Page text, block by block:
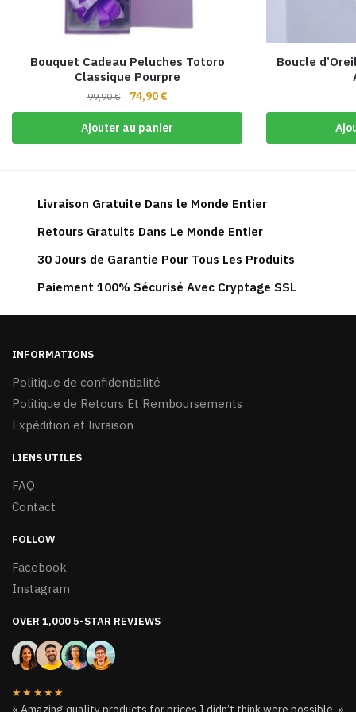
Bouquet Cadeau Peluches Totoro
Classique Pourpre
99,90€
Le
prix
initial
était :
74,90 €Le
prix
actuel
est :
Ajouter au panier
Boucle
Livraison Gratuite Dans le Monde Entier
Retours Gratuits Dans Le Monde Entier
30 Jours de Garantie Pour Tous Les Produits
Paiement 100% Sécurisé Avec Cryptage SSL
INFORMATIONS
Politique de confidentialité
Politique de Retours Et Remboursements
Expédition et livraison
LIENS UTILES
FAQ
Contact
FOLLOW
Facebook
Instagram
OVER 1,000 5-STAR REVIEWS
★★★★★